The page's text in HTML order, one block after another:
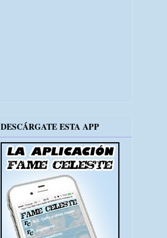
DESCÁRGATE ESTA APP